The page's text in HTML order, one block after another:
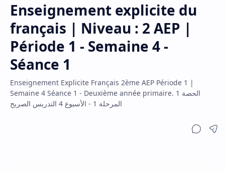
Enseignement explicite du
français | Niveau : 2 AEP |
Période 1 - Semaine 4 -
Séance 1
Enseignement Explicite Français 2ème AEP Période 1 |
Semaine 4 Séance 1 - Deuxième année primaire. الحصة 1
المرحلة 1 - الأسبوع 4 التدريس الصريح